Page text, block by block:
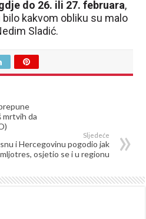
do 26. ili 27. februara,
bilo kakvom obliku su malo
Sladić.
mrtvih da
Sljedeće
i Hercegovinu pogodio jak
osjetio se i u regionu